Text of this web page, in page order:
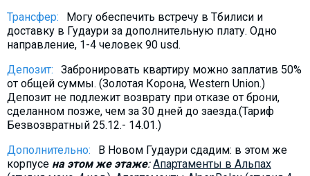
Трансфер:
Могу обеспечить встречу в Тбилиси и
доставку в Гудаури за дополнительную плату. Oдно
направление, 1-4 человек 90 usd.
Депозит:
Забронировать квартиру можно заплатив 50%
от общей суммы. (Золотая Корона, Western Union.)
Депозит не подлежит возврату при отказе от брони,
сделанном позже, чем за 30 дней до заезда.(Тариф
Безвозвратный 25.12.- 14.01.)
Дополнительно:
В Новом Гудаури сдадим: в этом же
корпусе на этом же этаже: Aпартаменты в Альпах